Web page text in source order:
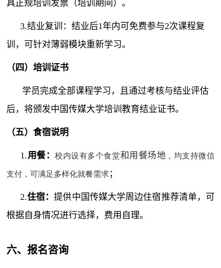
具正规培训发票（培训期间）。
3.结业复训：结业后1年内可免费参与2次课程复
训，可针对薄弱模块重新学习。
（四）培训证书
学员完成全部课程学习，且通过考核与结业评估
后，将颁发中国传媒大学培训教育结业证书。
（五）食宿说明
1.用餐：校内设有多个食堂和用餐场地 ，均支持微信
支付，可满足多样化就餐需求；
2.住宿：提供中国传媒大学周边住宿推荐清单，可
根据自身情况进行选择，费用自理。
六、报名咨询